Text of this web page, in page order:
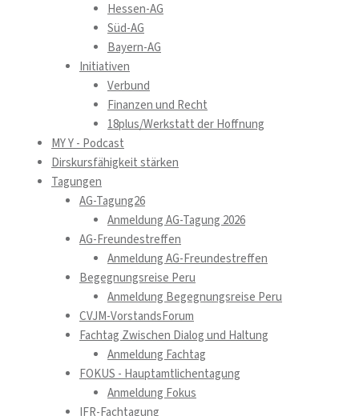
Hessen-AG
Süd-AG
Bayern-AG
Initiativen
Verbund
Finanzen und Recht
18plus/Werkstatt der Hoffnung
MY Y - Podcast
Dirskursfähigkeit stärken
Tagungen
AG-Tagung26
Anmeldung AG-Tagung 2026
AG-Freundestreffen
Anmeldung AG-Freundestreffen
Begegnungsreise Peru
Anmeldung Begegnungsreise Peru
CVJM-VorstandsForum
Fachtag Zwischen Dialog und Haltung
Anmeldung Fachtag
FOKUS - Hauptamtlichentagung
Anmeldung Fokus
IFR-Fachtagung